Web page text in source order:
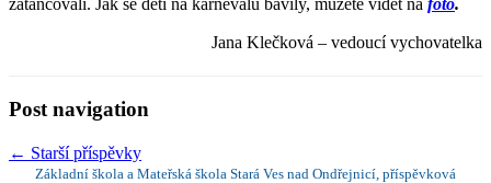
zatancovali. Jak se děti na karnevalu bavily, můžete vidět na foto.
Jana Klečková – vedoucí vychovatelka
Post navigation
← Starší příspěvky
Základní škola a Mateřská škola Stará Ves nad Ondřejnicí, příspěvková